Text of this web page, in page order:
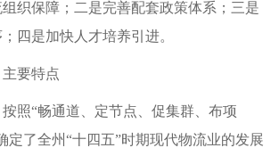
织保障；二是完善配套政策体系；三是
四是加快人才培养引进。
要特点
“畅通道、定节点、促集群、布项
定了全州“十四五”时期现代物流业的发展